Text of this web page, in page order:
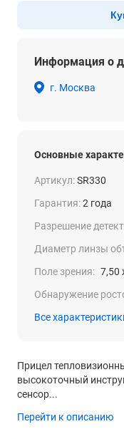
Информация о
г. Москва
Основные
Артикул:SR330
Гарантия:2 года
Разрешение
Диаметр линзы
Поле зрения: 7,50
Обнаружение
Все
Прицел
высокоточный
сенсор...
Перейти к описанию